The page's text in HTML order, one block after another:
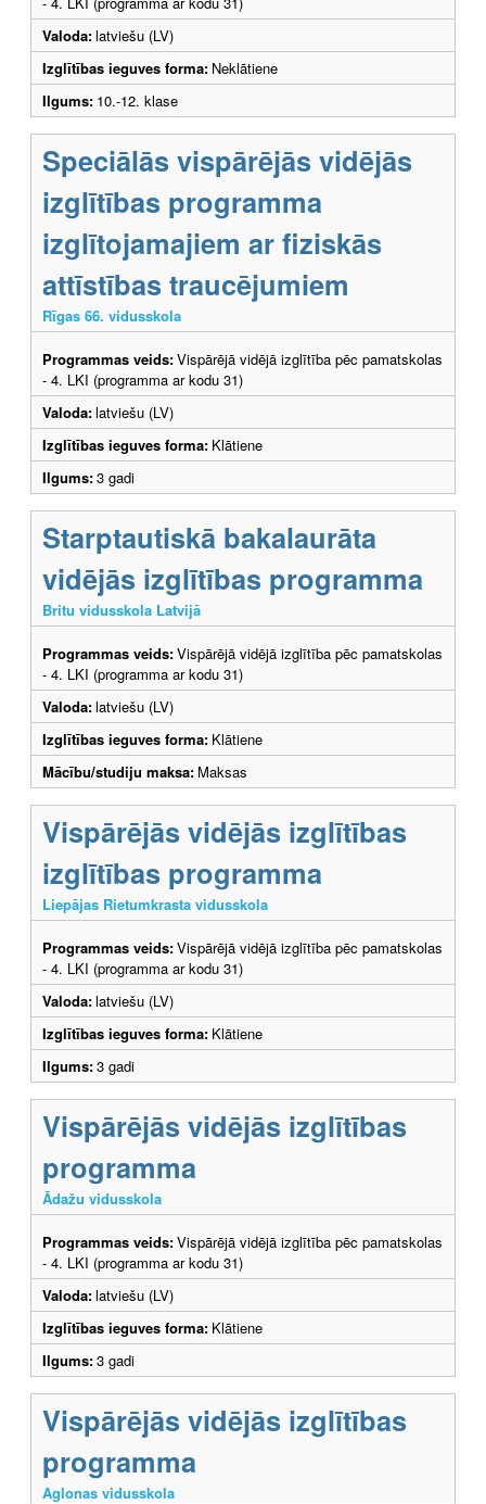
Valoda:latviešu (LV)
Izglītības ieguves forma: Neklātiene
Ilgums: 10.-12. klase
Speciālās vispārējās vidējās
izglītības programma
izglītojamajiem ar fiziskās
attīstības traucējumiem
Rīgas 66. vidusskola
Programmas veids:Vispārējā vidējā izglītība pēc pamatskolas
- 4. LKI (programma ar kodu 31)
Valoda:latviešu (LV)
Izglītības ieguves forma: Klātiene
Ilgums:3 gadi
Starptautiskā bakalaurāta
vidējās izglītības programma
Britu vidusskola Latvijā
Programmas veids:Vispārējā vidējā izglītība pēc pamatskolas
- 4. LKI (programma ar kodu 31)
Valoda:latviešu (LV)
Izglītības ieguves forma: Klātiene
Mācību/studiju maksa: Maksas
Vispārējās vidējās izglītības
izglītības programma
Liepājas Rietumkrasta vidusskola
Programmas veids:Vispārējā vidējā izglītība pēc pamatskolas
- 4. LKI (programma ar kodu 31)
Valoda:latviešu (LV)
Izglītības ieguves forma: Klātiene
Ilgums:3 gadi
Vispārējās vidējās izglītības
programma
Ādažu vidusskola
Programmas veids:Vispārējā vidējā izglītība pēc pamatskolas
- 4. LKI (programma ar kodu 31)
Valoda:latviešu (LV)
Izglītības ieguves forma: Klātiene
Ilgums:3 gadi
Vispārējās vidējās izglītības
programma
Aglonas vidusskola